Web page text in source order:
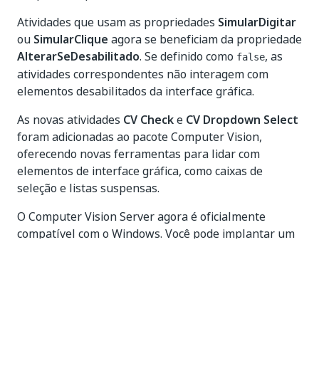
Atividades que usam as propriedades SimularDigitar
ou SimularClique agora se beneficiam da propriedade
AlterarSeDesabilitado. Se definido como false, as
atividades correspondentes não interagem com
elementos desabilitados da interface gráfica.
As novas atividades CV Checke CV Dropdown Select
foram adicionadas ao pacote Computer Vision,
oferecendo novas ferramentas para lidar com
elementos de interface gráfica, como caixas de
seleção e listas suspensas.
O Computer Vision Server agora é oficialmente
compatível com o Windows. Você pode implantar um